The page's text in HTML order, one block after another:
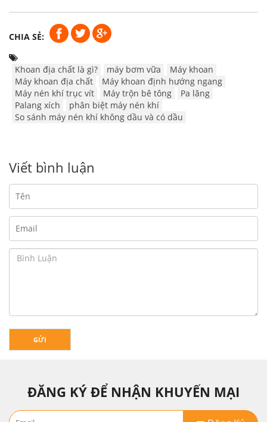
CHIA SẺ:
Khoan địa chất là gì? máy bơm vữa
Máy khoan
Máy khoan địa chất
Máy khoan định hướng ngang
Máy nén khí trục vít
Máy trộn bê tông
Pa lăng
Palang xích
phân biệt máy nén khí
So sánh máy nén khí không dầu và có dầu
Viết bình luận
GỬI
ĐĂNG KÝ ĐỂ NHẬN KHUYẾN MẠI